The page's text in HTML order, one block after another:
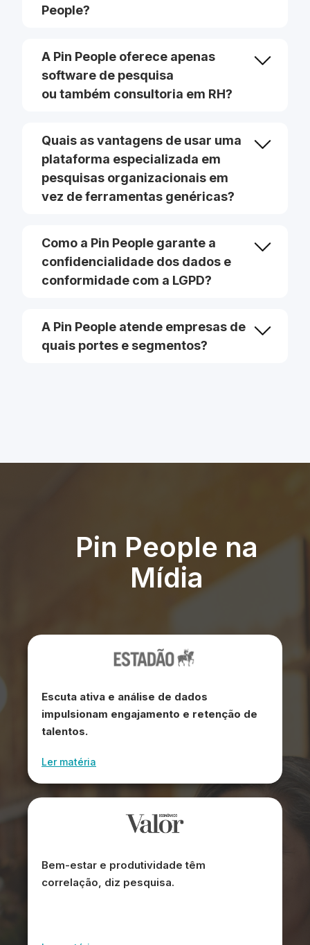
People?
A Pin People oferece apenas
software de pesquisa
ou também consultoria em RH?
Quais as vantagens de usar uma
plataforma especializada em
pesquisas organizacionais em
vez de ferramentas genéricas?
Como a Pin People garante a
confidencialidade dos dados e
conformidade com a LGPD?
A Pin People atende empresas de
quais portes e segmentos?
Pin People na
Mídia
Escuta ativa e análise de dados
impulsionam engajamento e retenção de
talentos.
Ler matéria
Bem-estar e produtividade têm
correlação, diz pesquisa.